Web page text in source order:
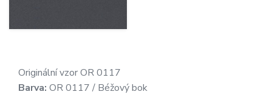
Originální vzor OR 0117
Barva: OR 0117 / Béžový bok